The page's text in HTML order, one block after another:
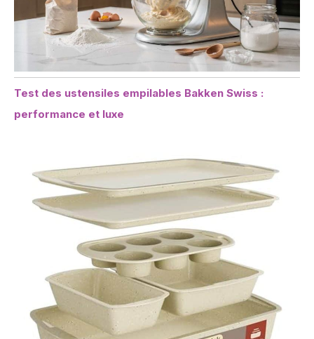
Test des ustensiles empilables Bakken Swiss :
performance et luxe